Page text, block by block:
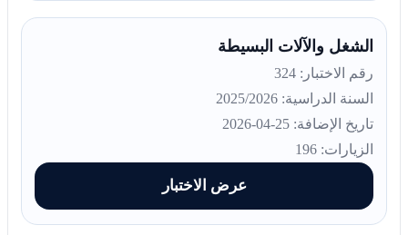
الشغل والآلات البسيطة
رقم الاختبار: 324
السنة الدراسية: 2025/2026
تاريخ الإضافة: 25-04-2026
الزيارات: 196
عرض الاختبار